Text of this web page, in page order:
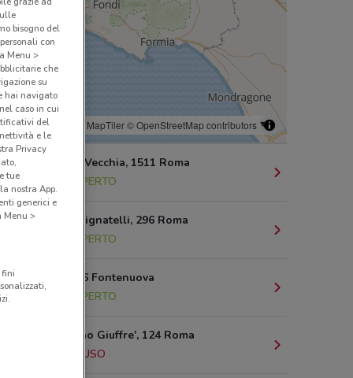
© MapTiler© OpenStreetMap contributors
Via Salaria Vecchia, 1511 Roma
10.2 km
APERTO
Via Appia Pignatelli, 296 Roma
APERTO
Via Alfieri, 6 Fontenuova
APERTO
Via Antonino Giuffre', 124 Roma
CHIUSO
bisogno del
con
Menu >
che
su
hai navigato
caso in cui
del
e le
Privacy
tue
nostra App.
generici e
Menu >
fini